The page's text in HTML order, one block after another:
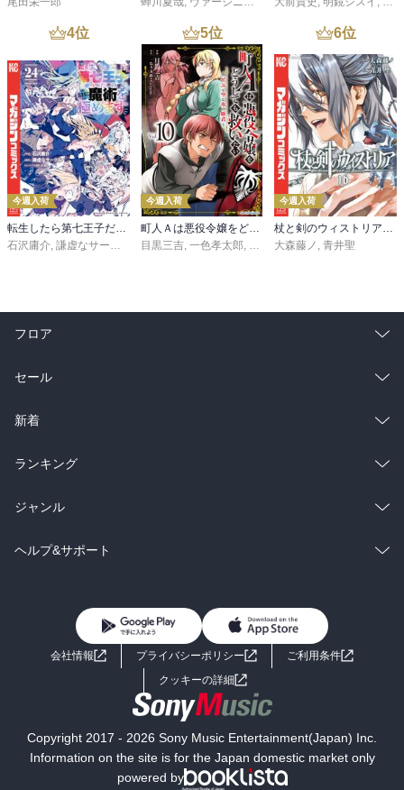
4位
今週入荷
石沢庸介 謙虚なサークル メル。
5位
今週入荷
目黒三吉 一色孝太郎 Parum
6位
今週入荷
大森藤ノ 青井聖
フロア
総合
ラノベ
雑誌・グラビア
BL・TL
セール
総合
ラノベ
雑誌・グラビア
BL・TL
新着
総合
ラノベ
雑誌・グラビア
ランキング
総合
ラノベ
ジャンル
コミック
ライトノベル 男子向けラノベ
小説
海外小説
ミステリー SF
ヘルプ&サポート
よくあるご質問 お問い合わせ
会社情報 プライバシーポリシー
ご利用条件
クッキーの詳細
Copyright 2017 - 2026 Sony Music Entertainment(Japan) Inc.
Information on the site is for the Japan domestic market only
powered by